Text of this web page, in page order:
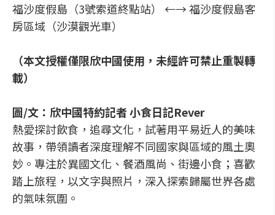
福沙度假島（3號索道終點站） ←→ 福沙度假島客
房區域（沙漠觀光車）
（本文授權僅限欣中國使用，未經許可禁止重製轉
載）
圖/文：欣中國特約記者 小食日記Rever
熱愛探討飲食，追尋文化，試著用平易近人的美味
故事，帶領讀者深度理解不同國家與區域的風土奧
妙。專注於異國文化、餐酒風尚、街邊小食；喜歡
踏上旅程，以文字與照片，深入探索歸屬世界各處
的氣味氛圍。